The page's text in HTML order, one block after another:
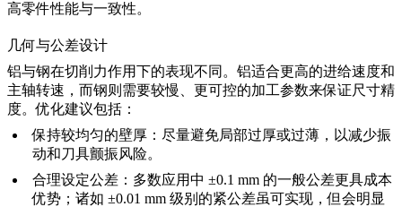
高零件性能与一致性。
几何与公差设计
铝与钢在切削力作用下的表现不同。铝适合更高的进给速度和
主轴转速，而钢则需要较慢、更可控的加工参数来保证尺寸精
度。优化建议包括：
保持较均匀的壁厚 ：尽量避免局部过厚或过薄，以减少振
动和刀具颤振风险。
合理设定公差 ：多数应用中 ±0.1 mm 的一般公差更具成本
优势；诸如 ±0.01 mm 级别的紧公差虽可实现，但会明显